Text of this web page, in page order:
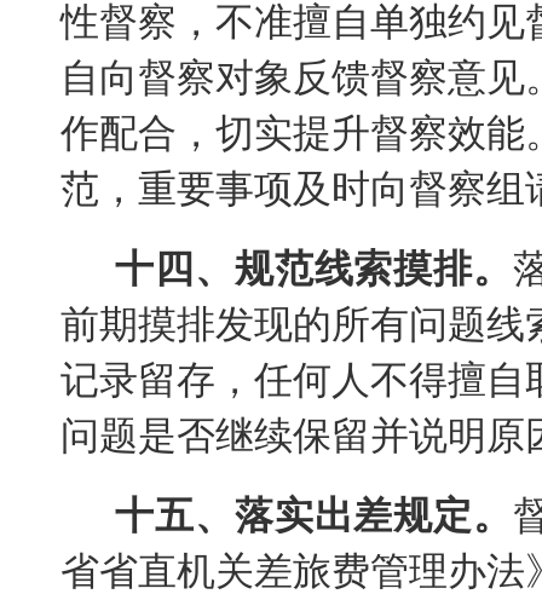
性督察，不准擅自单独约
自向督察对象反馈督察意
作配合，切实提升督察效
范，重要事项及时向督察
十四、规范线索摸排。
前期摸排发现的所有问题
记录留存，任何人不得擅
问题是否继续保留并说明原
十五、落实出差规定。
省省直机关差旅费管理办